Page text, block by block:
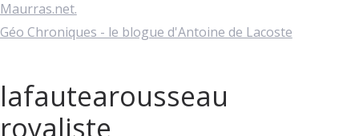
Maurras.net.
Géo Chroniques - le blogue d'Antoine de Lacoste
lafautearousseau
royaliste